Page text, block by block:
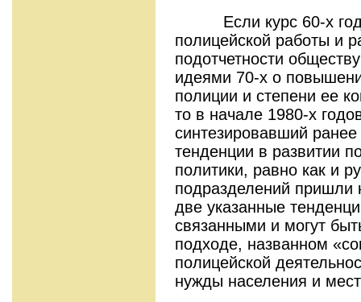
Если курс 60-х
полицейской работы и
подотчетности
идеями 70-х о
полиции и степени ее
то в начале 1980-х
синтезировавший
тенденции в развитии
политики, равно как и
подразделений пришли
две указанные
связанными и могут
подходе, названном
полицейской
нужды населения и